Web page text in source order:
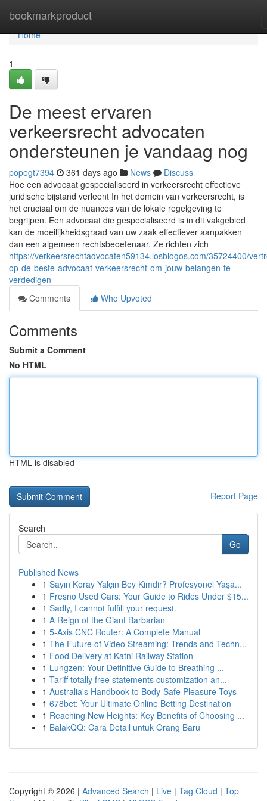
bookmarkproduct
Home
Home
1
De meest ervaren
verkeersrecht advocaten
ondersteunen je vandaag nog
popegt7394 361 days ago News
Discuss
Hoe een advocaat gespecialiseerd in verkeersrecht effectieve
juridische bijstand verleent In het domein van verkeersrecht, is
het cruciaal om de nuances van de lokale regelgeving te
begrijpen. Een advocaat die gespecialiseerd is in dit vakgebied
kan de moeilijkheidsgraad van uw zaak effectiever aanpakken
dan een algemeen rechtsbeoefenaar. Ze richten zich
https://verkeersrechtadvocaten59134.losblogos.com/35724400/
op-de-beste-advocaat-verkeersrecht-om-jouw-belangen-te-
verdedigen
Comments
Who Upvoted
Comments
Submit a Comment
No HTML
HTML is disabled
Report Page
Search
Go
Published News
1 Sayın Koray Yalçın Bey Kimdir? Profesyonel Yaşa...
1 Fresno Used Cars: Your Guide to Rides Under $15...
1 Sadly, I cannot fulfill your request.
1 A Reign of the Giant Barbarian
1 5-Axis CNC Router: A Complete Manual
1 The Future of Video Streaming: Trends and Techn...
1 Food Delivery at Katni Railway Station
1 Lungzen: Your Definitive Guide to Breathing ...
1 Tariff totally free statements customization an...
1 Australia's Handbook to Body-Safe Pleasure Toys
1 678bet: Your Ultimate Online Betting Destination
1 Reaching New Heights: Key Benefits of Choosing ...
1 BalakQQ: Cara Detail untuk Orang Baru
Copyright © 2026 | Advanced Search | Live | Tag Cloud | Top